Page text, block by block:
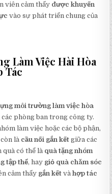
viên cảm thấy được khuyến
vào sự phát triển chung của
Làm Việc Hài Hòa
Tác
môi trường làm việc hòa
phòng ban trong công ty.
làm việc hoặc các bộ phận,
là cầu nối gắn kết giữa các
quà có thể là quà tặng nhóm
tập thể, hay giỏ quà chăm sóc
cảm thấy gắn kết vàhợp tác